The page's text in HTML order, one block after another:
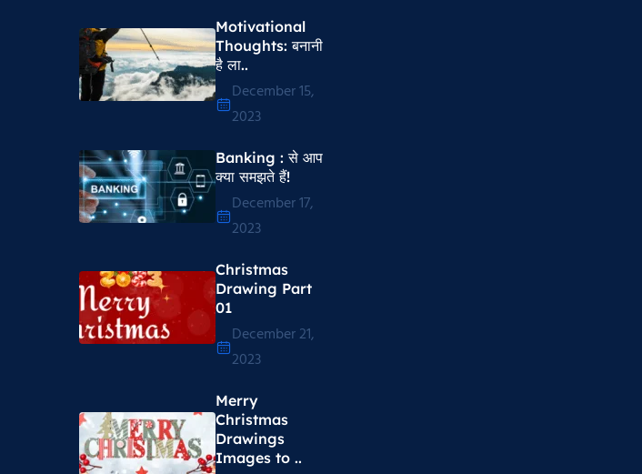
Motivational
Thoughts​: बनानी
है ला..
December 15,
2023
Banking : से आप
क्या समझते हैं!
December 17,
2023
Christmas
Drawing Part
01
December 21,
2023
Merry
Christmas
Drawings
Images to ..